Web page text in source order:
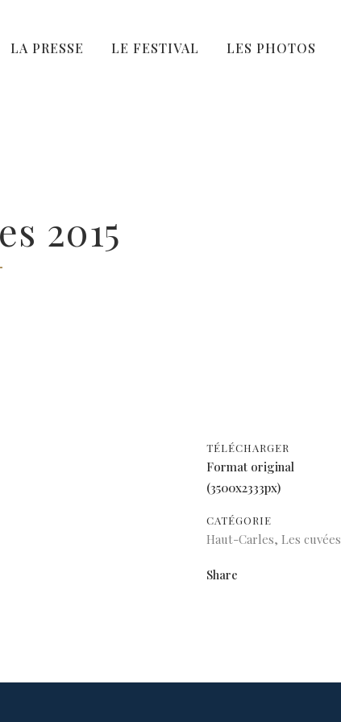
LA PRESSE LE FESTIVAL LES PHOTOS
2015
TÉLÉCHARGER
Format original
(3500x2333px)
CATÉGORIE
Haut-Carles, Les cuvées
Share